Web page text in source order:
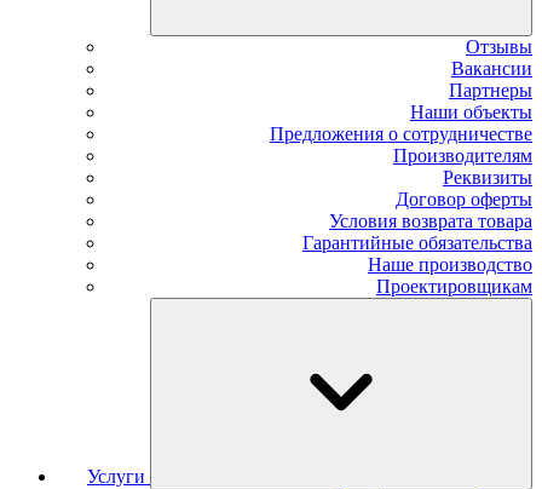
Отзывы
Вакансии
Партнеры
Наши объекты
Предложения о сотрудничестве
Производителям
Реквизиты
Договор оферты
Условия возврата товара
Гарантийные обязательства
Наше производство
Проектировщикам
Услуги